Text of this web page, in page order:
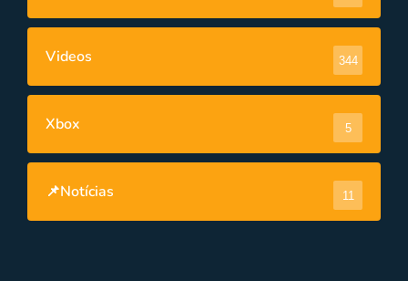
Videos 344
Xbox 5
📌Notícias 11